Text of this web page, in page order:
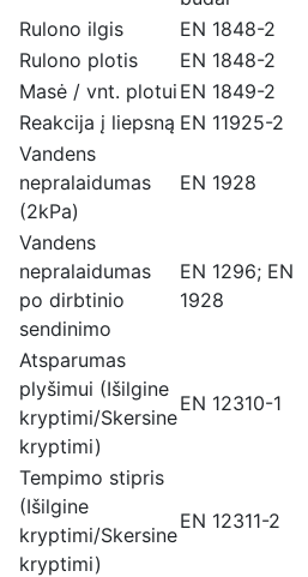
Rulono ilgis
EN 1848-2
Rulono plotis
EN 1848-2
Masė / vnt. plotui EN 1849-2
Reakcija į liepsną EN 11925-2
Vandens
nepralaidumas
(2kPa)
EN 1928
Vandens
nepralaidumas
po dirbtinio
sendinimo
EN 1296; EN
1928
Atsparumas
plyšimui (Išilgine
kryptimi/Skersine
kryptimi)
EN 12310-1
Tempimo stipris
(Išilgine
kryptimi/Skersine
kryptimi)
EN 12311-2